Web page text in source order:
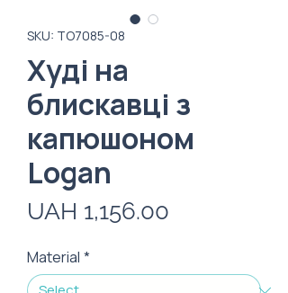
SKU: ТО7085-08
Худі на
блискавці з
капюшоном
Logan
UAH 1,156.00
Material *